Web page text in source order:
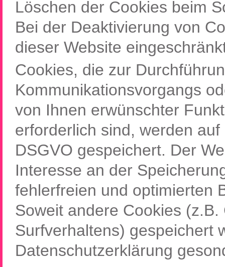
Löschen der Cookies beim
Bei der Deaktivierung von
dieser Website
Cookies, die zur
Kommunikationsvorgangs
von Ihnen erwünschter
erforderlich sind, werden
DSGVO gespeichert. Der
Interesse an der
fehlerfreien und optimierten
Soweit andere Cookies
Surfverhaltens) gespeichert
Datenschutzerklärung